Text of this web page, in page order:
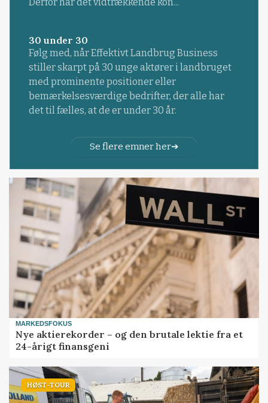
30 under 30
Følg med, når Effektivt Landbrug Business
stiller skarpt på 30 unge aktører i landbruget
med prominente positioner eller
bemærkelsesværdige bedrifter, der alle har
det til fælles, at de er under 30 år.
Se flere emner her
MARKEDSFOKUS
Nye aktierekorder – og den brutale lektie fra et
24-årigt finansgeni
HØST-TOUR